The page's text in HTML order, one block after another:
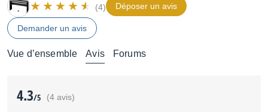
(4) Déposer un avis
Demander un avis
Vue d’ensemble Avis Forums
4.3/5 (4 avis)